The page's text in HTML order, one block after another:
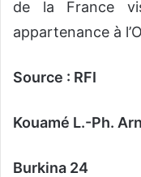
de la France
appartenance à
Source : RFI
Kouamé L.-Ph.
Burkina 24